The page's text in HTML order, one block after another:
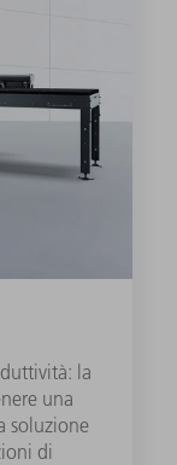
la
una
soluzione
di